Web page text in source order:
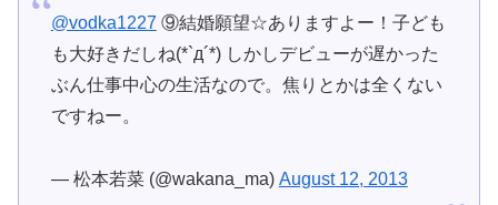
@vodka1227 ⑨結婚願望☆ありますよー！子ども
も大好きだしね(*`д´*) しかしデビューが遅かった
ぶん仕事中心の生活なので。焦りとかは全くない
ですねー。
— 松本若菜 (@wakana_ma) August 12, 2013